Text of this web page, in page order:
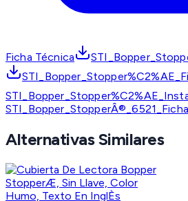
Ficha Técnica
Alternativas Similares